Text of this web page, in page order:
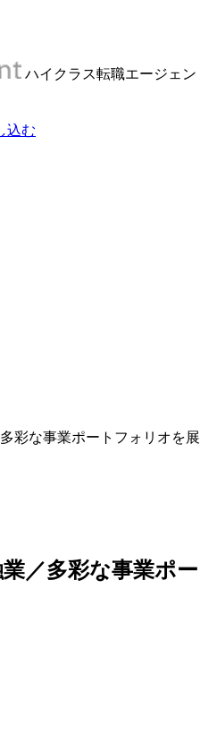
ハイクラス転職エージェン
込む
彩な事業ポートフォリオを
／多彩な事業ポ